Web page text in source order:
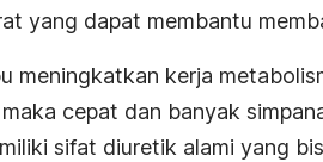
yang dapat membantu
meningkatkan kerja
cepat dan banyak
sifat diuretik alami yang